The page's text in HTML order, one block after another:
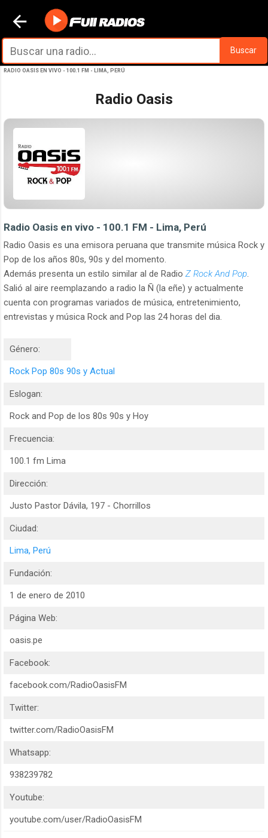
Ir al contenido principal
Buscar
RADIO OASIS EN VIVO - 100.1 FM - LIMA, PERÚ
Radio Oasis
Radio Oasis en vivo - 100.1 FM - Lima, Perú
Radio Oasis es una emisora peruana que transmite música Rock y
Pop de los años 80s, 90s y del momento.
Además presenta un estilo similar al de Radio Z Rock And Pop.
Salió al aire reemplazando a radio la Ñ (la eñe) y actualmente
cuenta con programas variados de música, entretenimiento,
entrevistas y música Rock and Pop las 24 horas del dia.
Género:
Rock Pop 80s 90s y Actual
Eslogan:
Rock and Pop de los 80s 90s y Hoy
Frecuencia:
100.1 fm Lima
Dirección:
Justo Pastor Dávila, 197 - Chorrillos
Ciudad:
Lima, Perú
Fundación:
1 de enero de 2010
Página Web:
oasis.pe
Facebook:
facebook.com/RadioOasisFM
Twitter:
twitter.com/RadioOasisFM
Whatsapp:
938239782
Youtube:
youtube.com/user/RadioOasisFM